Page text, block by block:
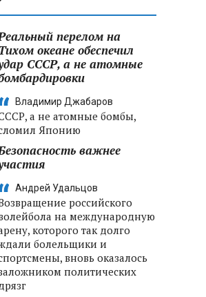
Второй энергоблок БелАЭС
вышел на номинальную
после диагностики
перелом на
океане обеспечил
СССР, а не атомные
Владимир Джабаров
а не атомные бомбы,
Японию
важнее
Андрей Удальцов
российского
на международную
которого так долго
болельщики и
вновь оказалось
политических